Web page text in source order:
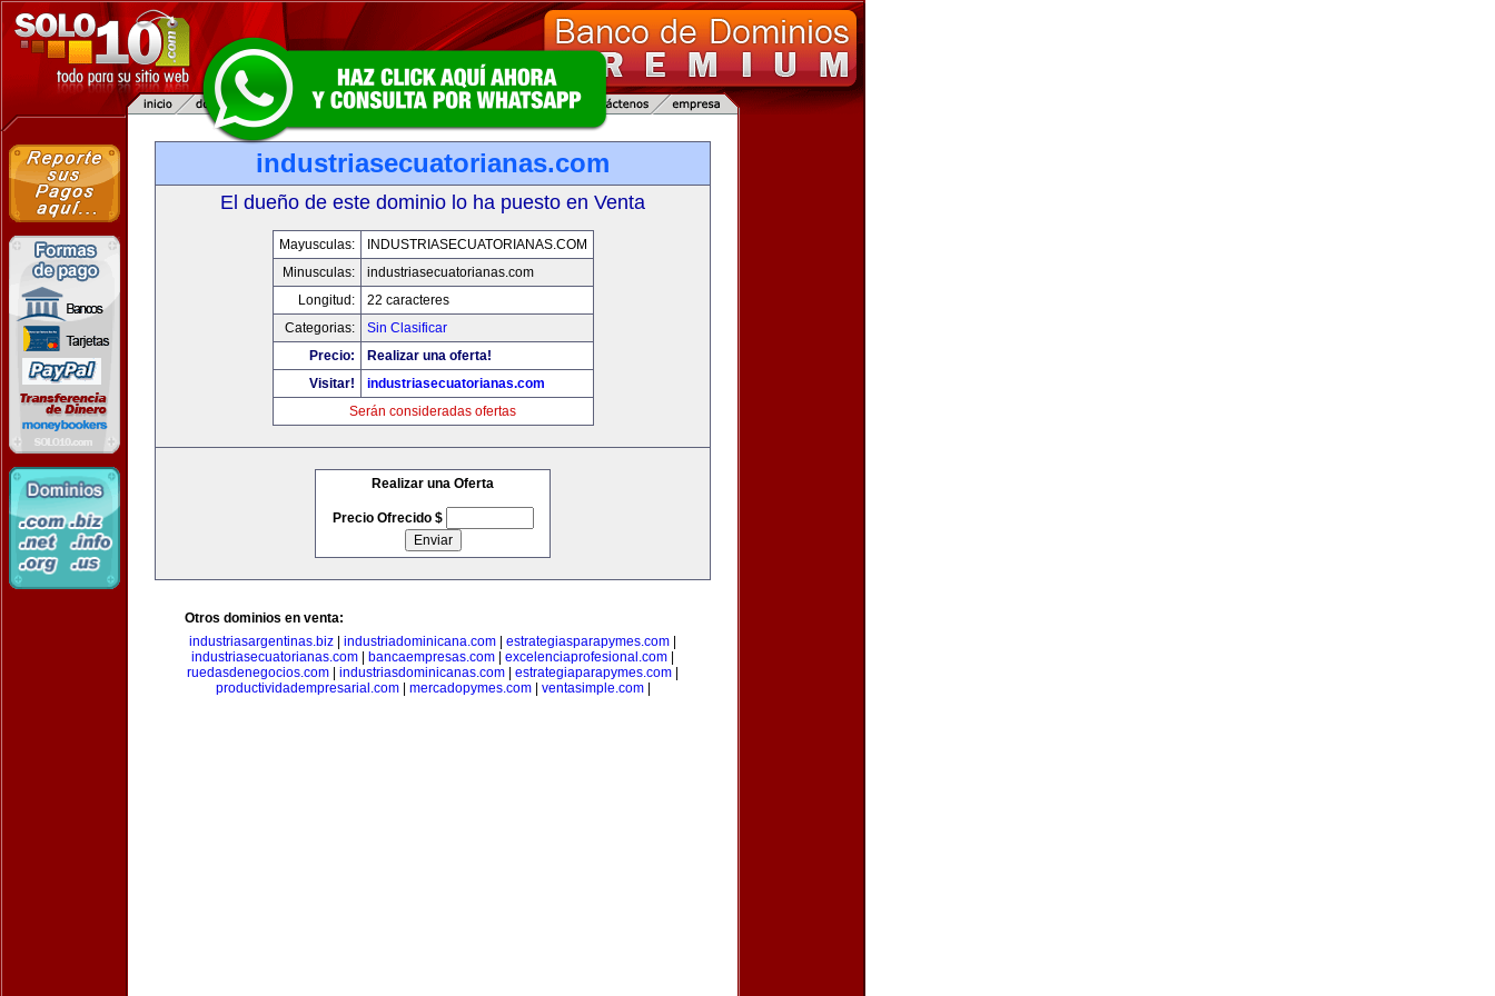
industriasecuatorianas.com
El dueño de este dominio lo ha puesto en Venta
Mayusculas:
INDUSTRIASECUATORIANAS.COM
Minusculas:
industriasecuatorianas.com
Longitud:
22 caracteres
Categorias:
Sin Clasificar
Precio:
Realizar una oferta!
Visitar!
industriasecuatorianas.com
Serán consideradas ofertas
Realizar una Oferta
Precio Ofrecido $
Otros dominios en venta:
industriasargentinas.biz
industriadominicana.com estrategiasparapymes.com
industriasecuatorianas.com
bancaempresas.com excelenciaprofesional.com
ruedasdenegocios.com
industriasdominicanas.com estrategiaparapymes.com
productividadempresarial.com| mercadopymes.com| ventasimple.com|